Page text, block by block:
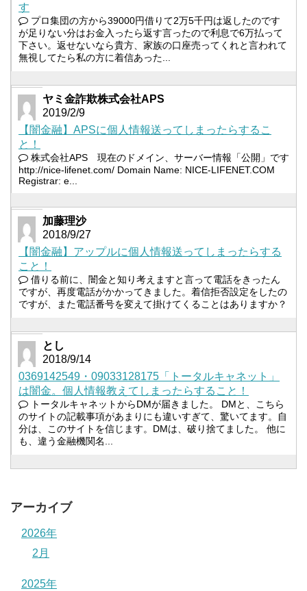
す
プロ集団の方から39000円借りて2万5千円は返したのです
が足りない分はお金入ったら返す言ったので利息で6万払って
下さい。返せないなら貴方、家族の口座売ってくれと言われて
無視してたら私の方に着信あった...
ヤミ金詐欺株式会社APS
2019/2/9
【闇金融】APSに個人情報送ってしまったらするこ
と！
株式会社APS 現在のドメイン、サーバー情報「公開」です
http://nice-lifenet.com/ Domain Name: NICE-LIFENET.COM
Registrar: e...
加藤理沙
2018/9/27
【闇金融】アップルに個人情報送ってしまったらする
こと！
借りる前に、闇金と知り考えますと言って電話をきったん
ですが、再度電話がかかってきました。着信拒否設定をしたの
ですが、また電話番号を変えて掛けてくることはありますか？
とし
2018/9/14
0369142549・09033128175「トータルキャネット」
は闇金。個人情報教えてしまったらすること！
トータルキャネットからDMが届きました。 DMと、こちら
のサイトの記載事項があまりにも違いすぎて、驚いてます。自
分は、このサイトを信じます。DMは、破り捨てました。 他に
も、違う金融機関名...
アーカイブ
2026年
2月
2025年